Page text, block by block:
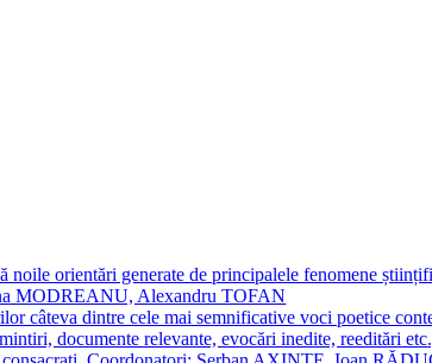
noile orientări generate de principalele fenomene
MODREANU, Alexandru TOFAN
câteva dintre cele mai semnificative voci poetice
documente relevante, evocări inedite,